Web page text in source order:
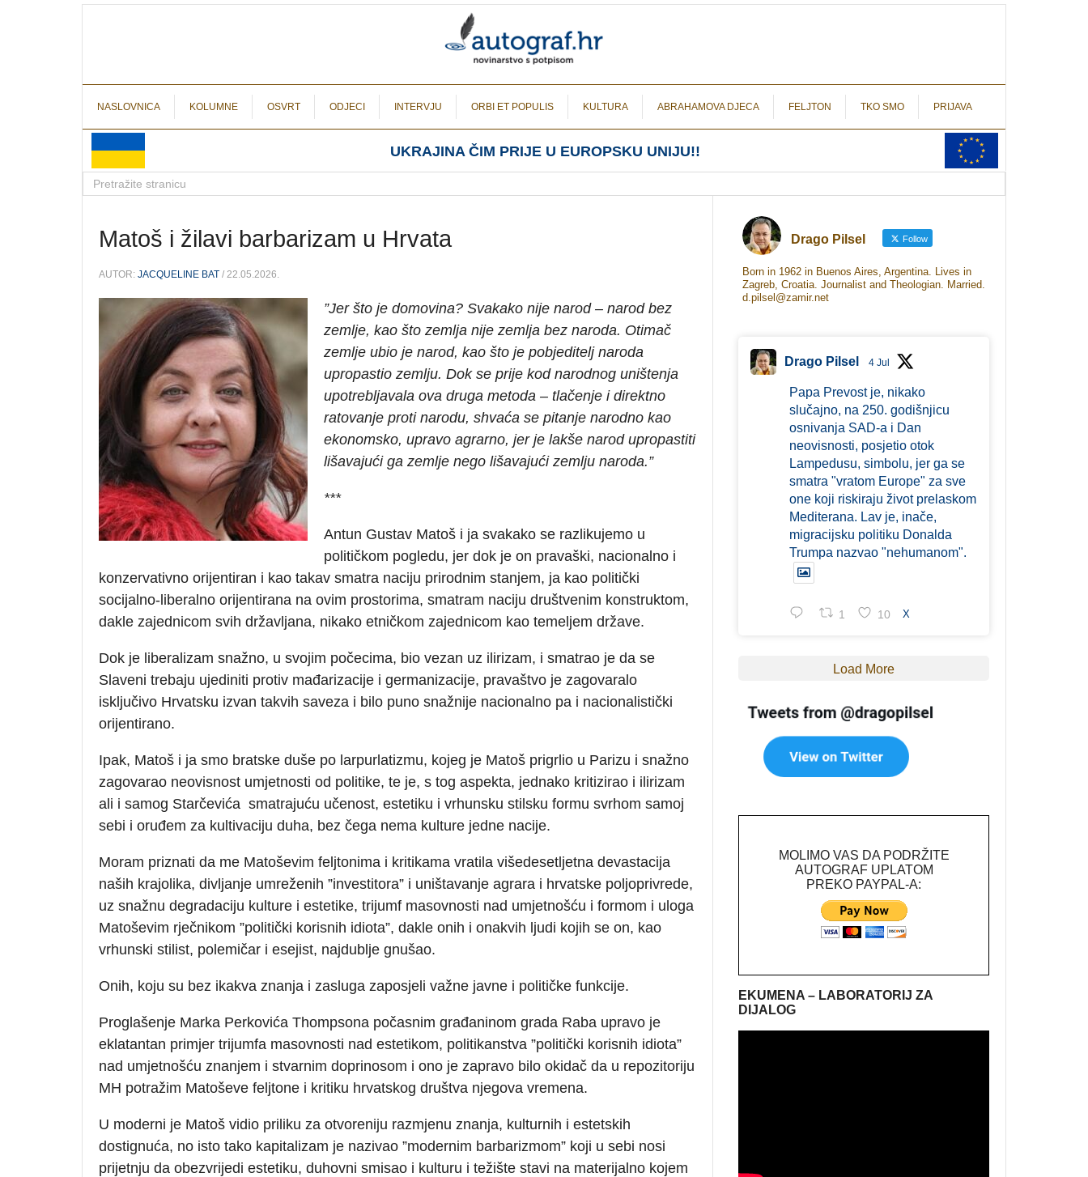
NASLOVNICA KOLUMNE OSVRT ODJECI INTERVJU ORBI ET POPULIS KULTURA ABRAHAMOVA DJECA FELJTON TKO SMO PRIJAVA
UKRAJINA ČIM PRIJE U EUROPSKU UNIJU!!
Matoš i žilavi barbarizam u Hrvata
AUTOR: JACQUELINE BAT / 22.05.2026.
”Jer što je domovina? Svakako nije narod – narod bez
zemlje, kao što zemlja nije zemlja bez naroda. Otimač
zemlje ubio je narod, kao što je pobjeditelj naroda
upropastio zemlju. Dok se prije kod narodnog uništenja
upotrebljavala ova druga metoda – tlačenje i direktno
ratovanje proti narodu, shvaća se pitanje narodno kao
ekonomsko, upravo agrarno, jer je lakše narod upropastiti
lišavajući ga zemlje nego lišavajući zemlju naroda.”
***
Antun Gustav Matoš i ja svakako se razlikujemo u
političkom pogledu, jer dok je on pravaški, nacionalno i
konzervativno orijentiran i kao takav smatra naciju prirodnim stanjem, ja kao politički
socijalno-liberalno orijentirana na ovim prostorima, smatram naciju društvenim konstruktom,
dakle zajednicom svih državljana, nikako etničkom zajednicom kao temeljem države.
Dok je liberalizam snažno, u svojim počecima, bio vezan uz ilirizam, i smatrao je da se
Slaveni trebaju ujediniti protiv mađarizacije i germanizacije, pravaštvo je zagovaralo
isključivo Hrvatsku izvan takvih saveza i bilo puno snažnije nacionalno pa i nacionalistički
orijentirano.
Ipak, Matoš i ja smo bratske duše po larpurlatizmu, kojeg je Matoš prigrlio u Parizu i snažno
zagovarao neovisnost umjetnosti od politike, te je, s tog aspekta, jednako kritizirao i ilirizam
ali i samog Starčevića smatrajuću učenost, estetiku i vrhunsku stilsku formu svrhom samoj
sebi i oruđem za kultivaciju duha, bez čega nema kulture jedne nacije.
Moram priznati da me Matoševim feljtonima i kritikama vratila višedesetljetna devastacija
naših krajolika, divljanje umreženih ”investitora” i uništavanje agrara i hrvatske poljoprivrede,
uz snažnu degradaciju kulture i estetike, trijumf masovnosti nad umjetnošću i formom i uloga
Matoševim rječnikom ”politički korisnih idiota”, dakle onih i onakvih ljudi kojih se on, kao
vrhunski stilist, polemičar i esejist, najdublje gnušao.
Onih, koju su bez ikakva znanja i zasluga zaposjeli važne javne i političke funkcije.
Proglašenje Marka Perkovića Thompsona počasnim građaninom grada Raba upravo je
eklatantan primjer trijumfa masovnosti nad estetikom, politikanstva ”politički korisnih idiota”
nad umjetnošću znanjem i stvarnim doprinosom i ono je zapravo bilo okidač da u repozitoriju
MH potražim Matoševe feljtone i kritiku hrvatskog društva njegova vremena.
U moderni je Matoš vidio priliku za otvoreniju razmjenu znanja, kulturnih i estetskih
dostignuća, no isto tako kapitalizam je nazivao ”modernim barbarizmom” koji u sebi nosi
prijetnju da obezvrijedi estetiku, duhovni smisao i kulturu i težište stavi na materijalno kojem
Drago Pilsel Follow
Born in 1962 in Buenos Aires, Argentina. Lives in
Zagreb, Croatia. Journalist and Theologian. Married.
d.pilsel@zamir.net
Drago Pilsel 4 Jul
Papa Prevost je, nikako
slučajno, na 250. godišnjicu
osnivanja SAD-a i Dan
neovisnosti, posjetio otok
Lampedusu, simbolu, jer ga se
smatra "vratom Europe" za sve
one koji riskiraju život prelaskom
Mediterana. Lav je, inače,
migracijsku politiku Donalda
Trumpa nazvao "nehumanom".
1 10 X
Load More
MOLIMO VAS DA PODRŽITE
AUTOGRAF UPLATOM
PREKO PAYPAL-A:
EKUMENA – LABORATORIJ ZA
DIJALOG